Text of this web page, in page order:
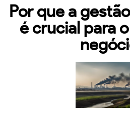
Por que a
é crucial para